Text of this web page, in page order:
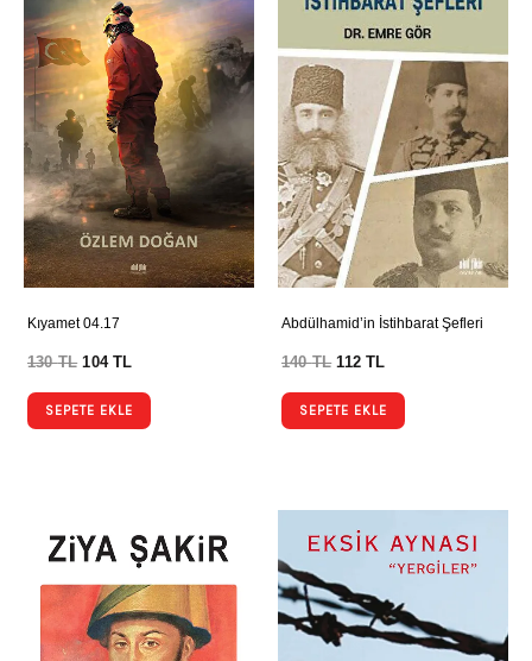
Kıyamet 04.17
130TL 104TL
SEPETE EKLE
Abdülhamid’in İstihbarat Şefleri
140TL 112TL
SEPETE EKLE